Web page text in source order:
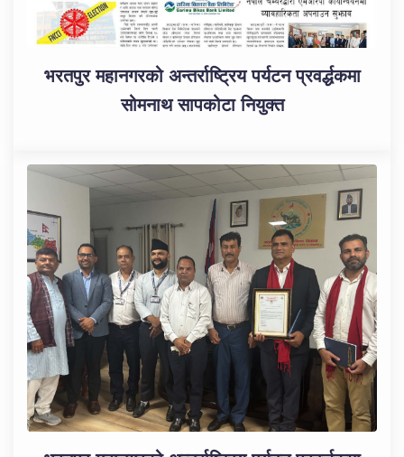
भरतपुर महानगरको अन्तर्राष्ट्रिय पर्यटन प्रवर्द्धकमा
सोमनाथ सापकोटा नियुक्त